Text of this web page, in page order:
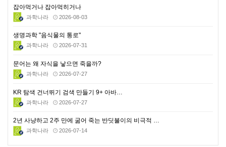
잡아먹거나 잡아먹히거나
과학나라 2026-08-03
생명과학 "음식물의 통로"
과학나라 2026-07-31
문어는 왜 자식을 낳으면 죽을까?
과학나라 2026-07-27
KR 탐색 건너뛰기 검색 만들기 9+ 아바…
과학나라 2026-07-27
2년 사냥하고 2주 만에 굶어 죽는 반딧불이의 비극적 …
과학나라 2026-07-14